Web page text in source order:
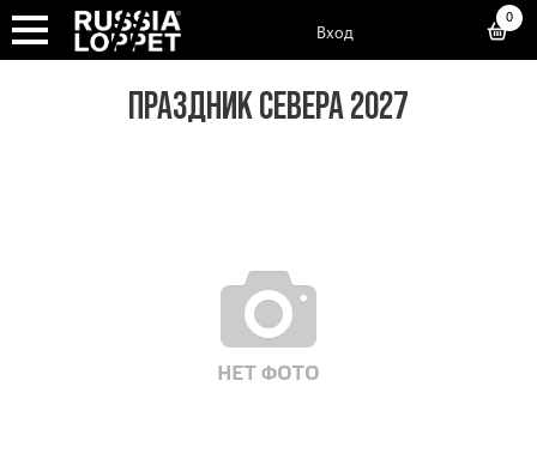
Вход
0
ПРАЗДНИК СЕВЕРА 2027